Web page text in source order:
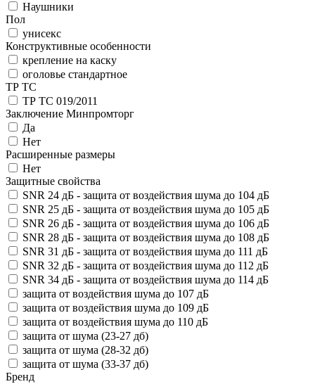
Наушники
Пол
унисекс
Конструктивные особенности
крепление на каску
оголовье стандартное
ТР ТС
ТР ТС 019/2011
Заключение Минпромторг
Да
Нет
Расширенные размеры
Нет
Защитные свойства
SNR 24 дБ - защита от воздействия шума до 104 дБ
SNR 25 дБ - защита от воздействия шума до 105 дБ
SNR 26 дБ - защита от воздействия шума до 106 дБ
SNR 28 дБ - защита от воздействия шума до 108 дБ
SNR 31 дБ - защита от воздействия шума до 111 дБ
SNR 32 дБ - защита от воздействия шума до 112 дБ
SNR 34 дБ - защита от воздействия шума до 114 дБ
защита от воздействия шума до 107 дБ
защита от воздействия шума до 109 дБ
защита от воздействия шума до 110 дБ
защита от шума (23-27 дб)
защита от шума (28-32 дб)
защита от шума (33-37 дб)
Бренд